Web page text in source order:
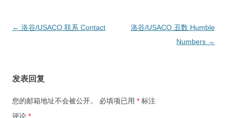
文
← 洛谷/USACO 联系 Contact
洛谷/USACO 丑数 Humble
Numbers →
发表回复
您的邮箱地址不会被公开。 必填项已用 * 标注
评论 *